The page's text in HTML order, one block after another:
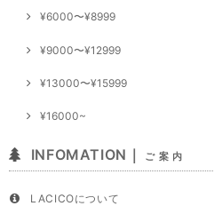
¥6000〜¥8999
¥9000〜¥12999
¥13000〜¥15999
¥16000~
INFOMATION｜ ご 案 内
LACICOについて